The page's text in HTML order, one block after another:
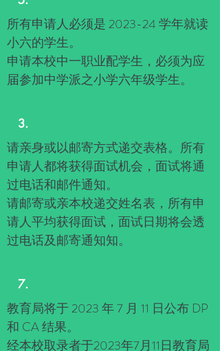
所有申请人必须是 2023-24 学年就读
小六的学生。
申请本校中一职业配学生，必须为应
届参加中学派之小学六年级学生。
3.
请亲身或以邮寄方式递交表格。所有
申请人都将获得面试机会，面试将通
过电话和邮件通知。
请邮寄或亲本校递交姓名表，所有申
请人平均获得面试，面试日期将会透
过电话及邮寄通知知。
7.
教育局将于 2023 年 7 月 11 日公布 DP
和 CA 结果。
经本校取录者于2023年7月11日教育局